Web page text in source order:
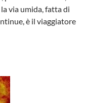
via umida, fatta di
è il viaggiatore